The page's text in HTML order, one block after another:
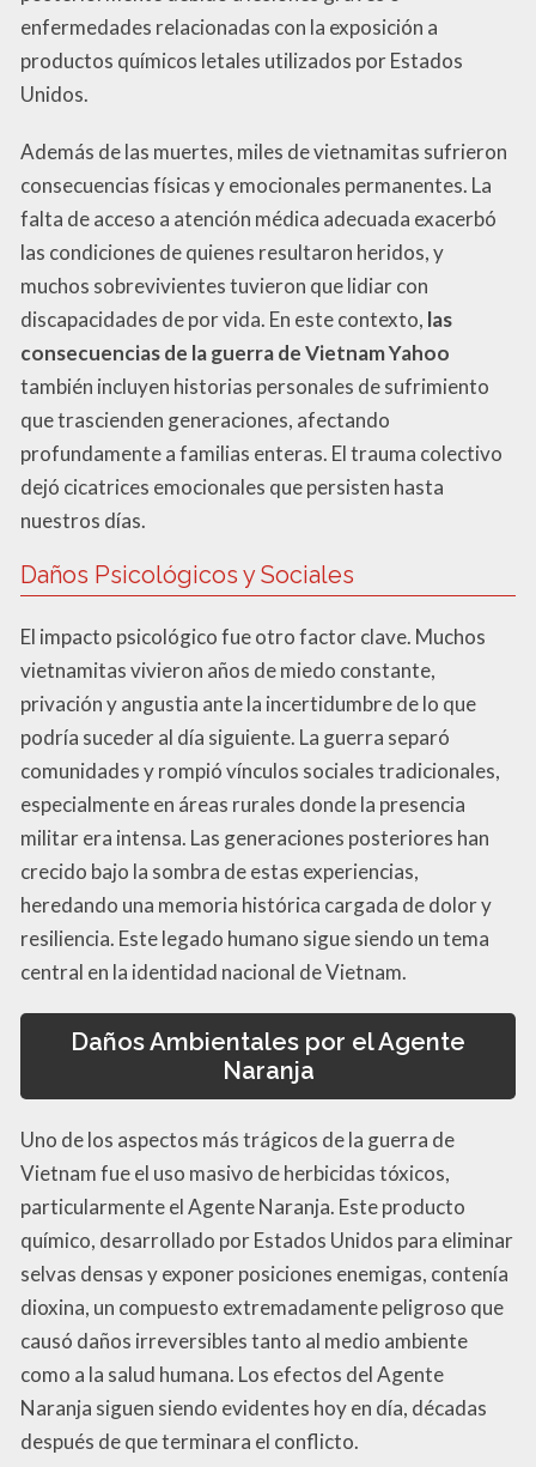
enfermedades relacionadas con la exposición a
productos químicos letales utilizados por Estados
Unidos.
Además de las muertes, miles de vietnamitas sufrieron
consecuencias físicas y emocionales permanentes. La
falta de acceso a atención médica adecuada exacerbó
las condiciones de quienes resultaron heridos, y
muchos sobrevivientes tuvieron que lidiar con
discapacidades de por vida. En este contexto, las
consecuencias de la guerra de Vietnam Yahoo
también incluyen historias personales de sufrimiento
que trascienden generaciones, afectando
profundamente a familias enteras. El trauma colectivo
dejó cicatrices emocionales que persisten hasta
nuestros días.
Daños Psicológicos y Sociales
El impacto psicológico fue otro factor clave. Muchos
vietnamitas vivieron años de miedo constante,
privación y angustia ante la incertidumbre de lo que
podría suceder al día siguiente. La guerra separó
comunidades y rompió vínculos sociales tradicionales,
especialmente en áreas rurales donde la presencia
militar era intensa. Las generaciones posteriores han
crecido bajo la sombra de estas experiencias,
heredando una memoria histórica cargada de dolor y
resiliencia. Este legado humano sigue siendo un tema
central en la identidad nacional de Vietnam.
Daños Ambientales por el Agente
Naranja
Uno de los aspectos más trágicos de la guerra de
Vietnam fue el uso masivo de herbicidas tóxicos,
particularmente el Agente Naranja. Este producto
químico, desarrollado por Estados Unidos para eliminar
selvas densas y exponer posiciones enemigas, contenía
dioxina, un compuesto extremadamente peligroso que
causó daños irreversibles tanto al medio ambiente
como a la salud humana. Los efectos del Agente
Naranja siguen siendo evidentes hoy en día, décadas
después de que terminara el conflicto.